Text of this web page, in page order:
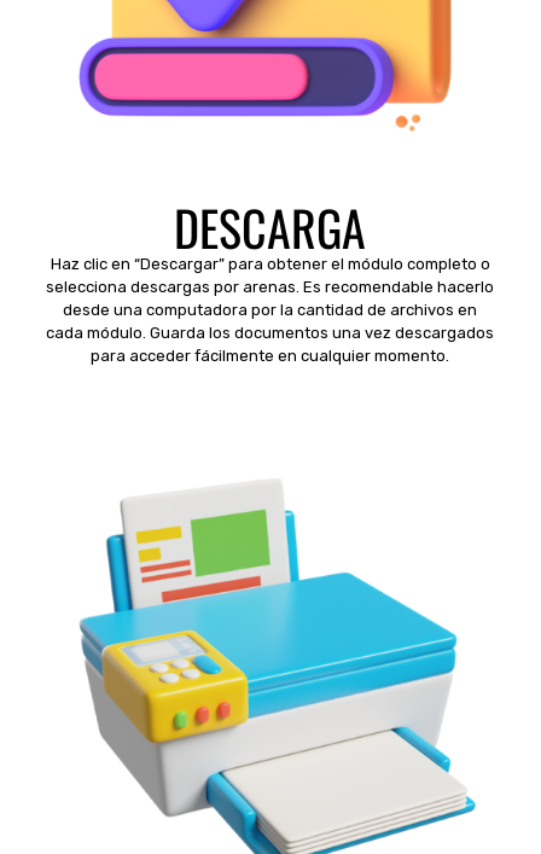
DESCARGA
Haz clic en “Descargar” para obtener el módulo completo o
selecciona descargas por arenas. Es recomendable hacerlo
desde una computadora por la cantidad de archivos en
cada módulo. Guarda los documentos una vez descargados
para acceder fácilmente en cualquier momento.